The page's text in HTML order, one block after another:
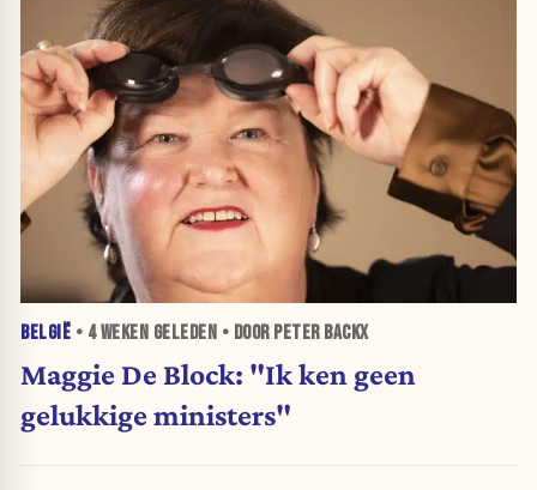
BELGIË • 4 WEKEN GELEDEN • DOOR PETER BACKX
Maggie De Block: "Ik ken geen
gelukkige ministers"